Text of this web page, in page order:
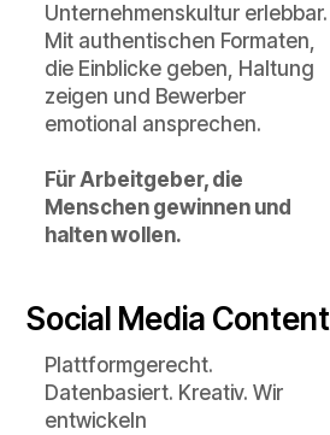
Unternehmenskultur erlebbar.
Mit authentischen Formaten,
die Einblicke geben, Haltung
zeigen und Bewerber
emotional ansprechen.
Für Arbeitgeber, die
Menschen gewinnen und
halten wollen.
Social Media Content
Plattformgerecht.
Datenbasiert. Kreativ. Wir
entwickeln